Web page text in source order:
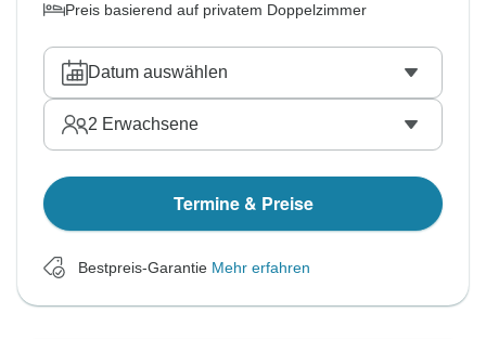
Preis basierend auf privatem Doppelzimmer
Datum auswählen
2 Erwachsene
Termine & Preise
Bestpreis-Garantie Mehr erfahren